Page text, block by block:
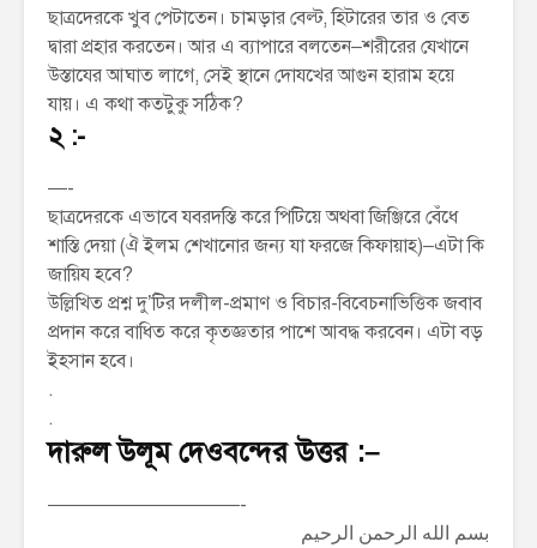
ছাত্রদেরকে খুব পেটাতেন। চামড়ার বেল্ট, হিটারের তার ও বেত
দ্বারা প্রহার করতেন। আর এ ব্যাপারে বলতেন–শরীরের যেখানে
উস্তাযের আঘাত লাগে, সেই স্থানে দোযখের আগুন হারাম হয়ে
যায়। এ কথা কতটুকু সঠিক?
২ :-
—-
ছাত্রদেরকে এভাবে যবরদস্তি করে পিটিয়ে অথবা জিঞ্জিরে বেঁধে
শাস্তি দেয়া (ঐ ইলম শেখানোর জন্য যা ফরজে কিফায়াহ)–এটা কি
জায়িয হবে?
উল্লিখিত প্রশ্ন দু’টির দলীল-প্রমাণ ও বিচার-বিবেচনাভিত্তিক জবাব
প্রদান করে বাধিত করে কৃতজ্ঞতার পাশে আবদ্ধ করবেন। এটা বড়
ইহসান হবে।
.
.
দারুল উলূম দেওবন্দের উত্তর :–
——————————-
بسم الله الرحمن الرحيم